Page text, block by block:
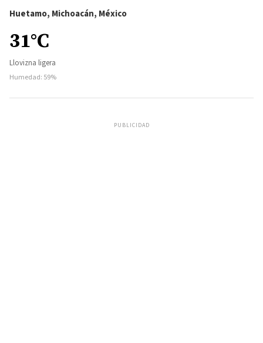
Huetamo, Michoacán, México
31°C
Llovizna ligera
Humedad: 59%
PUBLICIDAD